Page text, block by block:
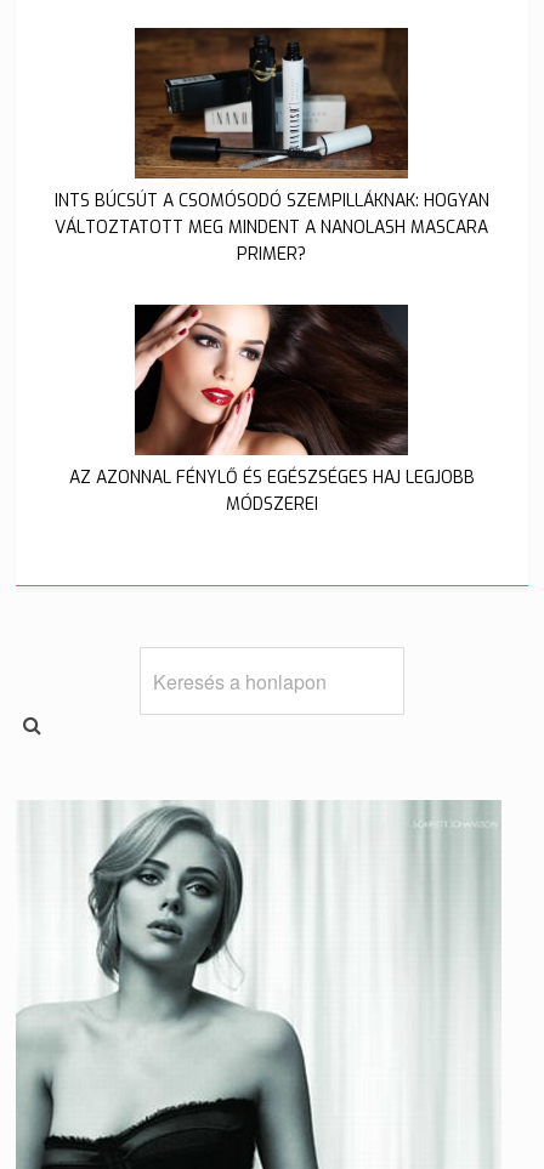
INTS BÚCSÚT A CSOMÓSODÓ SZEMPILLÁKNAK: HOGYAN
VÁLTOZTATOTT MEG MINDENT A NANOLASH MASCARA
PRIMER?
AZ AZONNAL FÉNYLŐ ÉS EGÉSZSÉGES HAJ LEGJOBB
MÓDSZEREI